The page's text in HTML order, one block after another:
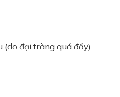
(do đại tràng quá đầy).